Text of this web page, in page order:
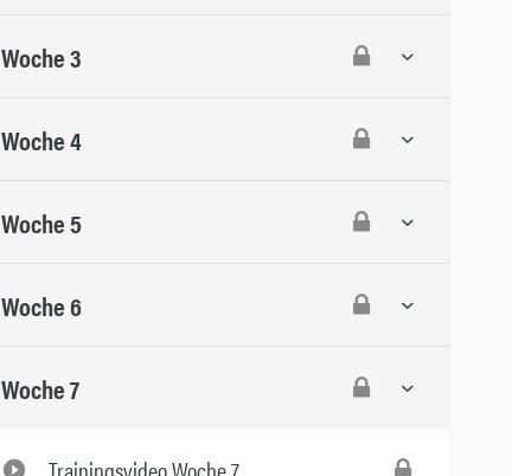
Woche 3
Woche 4
Woche 5
Woche 6
Woche 7